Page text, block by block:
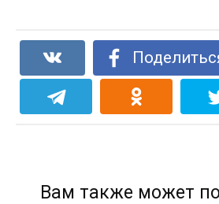
Вам также может